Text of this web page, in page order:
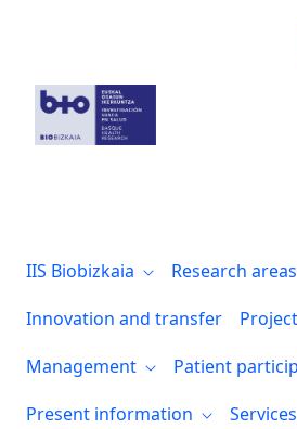
IIS Biobizkaia Research areas
Innovation and transfer
Management
Patient
Present information
Services